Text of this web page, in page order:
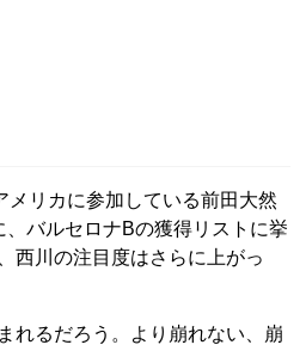
リカに参加している前田大然
バルセロナBの獲得リストに挙
西川の注目度はさらに上がっ
れるだろう。より崩れない、崩